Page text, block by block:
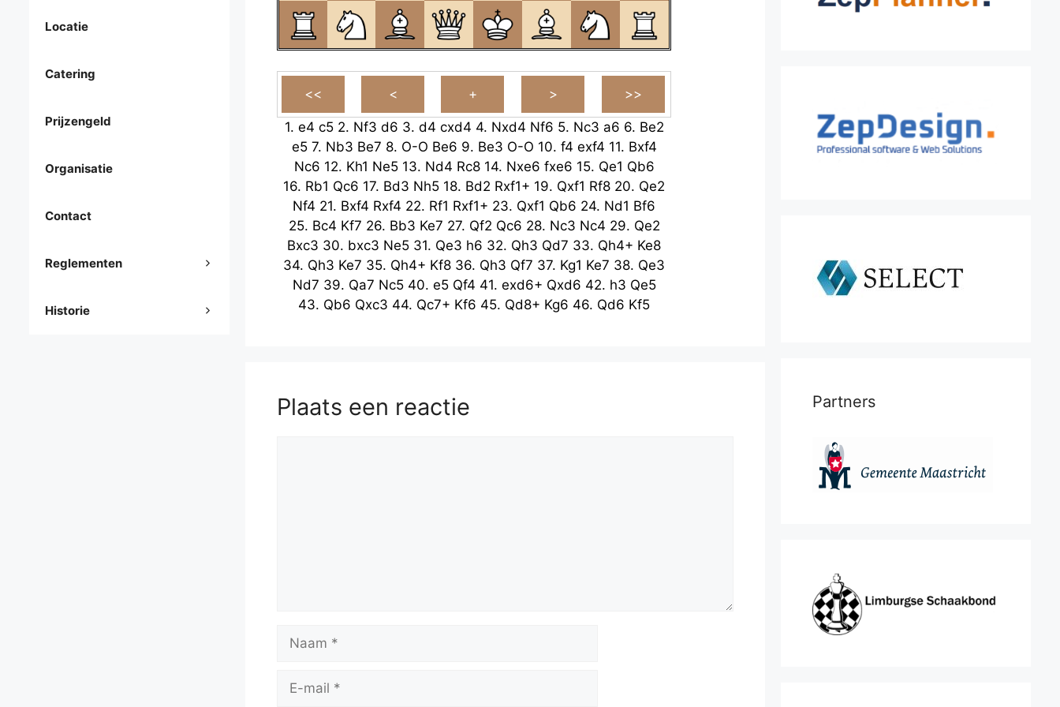
1. e4 c5 2. Nf3 d6 3. d4 cxd4 4. Nxd4 Nf6 5. Nc3 a6 6. Be2
e5 7. Nb3 Be7 8. O-O Be6 9. Be3 O-O 10. f4 exf4 11. Bxf4
Nc6 12. Kh1 Ne5 13. Nd4 Rc8 14. Nxe6 fxe6 15. Qe1 Qb6
16. Rb1 Qc6 17. Bd3 Nh5 18. Bd2 Rxf1+ 19. Qxf1 Rf8 20. Qe2
Nf4 21. Bxf4 Rxf4 22. Rf1 Rxf1+ 23. Qxf1 Qb6 24. Nd1 Bf6
25. Bc4 Kf7 26. Bb3 Ke7 27. Qf2 Qc6 28. Nc3 Nc4 29. Qe2
Bxc3 30. bxc3 Ne5 31. Qe3 h6 32. Qh3 Qd7 33. Qh4+ Ke8
34. Qh3 Ke7 35. Qh4+ Kf8 36. Qh3 Qf7 37. Kg1 Ke7 38. Qe3
Nd7 39. Qa7 Nc5 40. e5 Qf4 41. exd6+ Qxd6 42. h3 Qe5
43. Qb6 Qxc3 44. Qc7+ Kf6 45. Qd8+ Kg6 46. Qd6 Kf5
Plaats een reactie
mail
Locatie
Catering
Prijzengeld
Organisatie
Contact
Reglementen
Historie
Partners